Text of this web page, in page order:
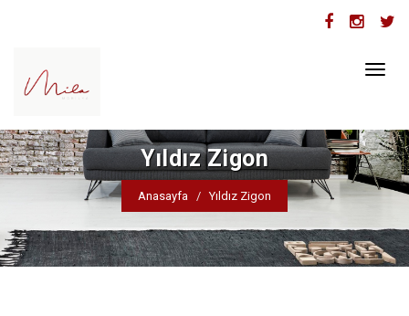
Yıldız Zigon
Anasayfa Yıldız Zigon